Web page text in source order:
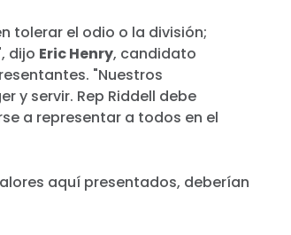
tolerar el odio o la división;
dijo Eric Henry, candidato
"Nuestros
y servir. Rep Riddell debe
a representar a todos en el
aquí presentados, deberían